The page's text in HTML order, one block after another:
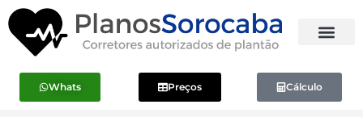
Whats Preços Cálculo